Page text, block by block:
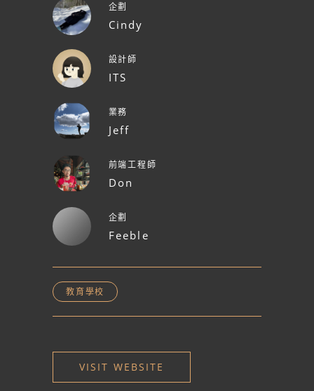
企劃
Cindy
設計師
ITS
業務
Jeff
前端工程師
Don
企劃
Feeble
教育學校
VISIT WEBSITE